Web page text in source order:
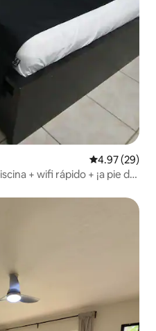
Calificación
4.97 (29)
+ wifi rápido + ¡a pie de